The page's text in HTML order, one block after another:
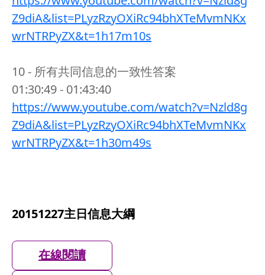
Z9diA&list=PLyzRzyOXiRc94bhXTeMvmNKx
wrNTRPyZX&t=1h17m10s
10 - 所有共同信息的一致性答案
01:30:49 - 01:43:40
https://www.youtube.com/watch?v=Nzld8g
Z9diA&list=PLyzRzyOXiRc94bhXTeMvmNKx
wrNTRPyZX&t=1h30m49s
20151227主日信息大綱
在線閱讀